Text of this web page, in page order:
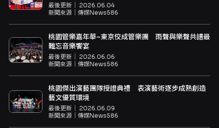
最後更新｜ 2026.06.04
新聞來源｜ 傳媒News586
桃園管樂嘉年華–東京佼成管樂團 雨聲與樂聲共譜最
難忘音樂饗宴
最後更新｜ 2026.06.06
新聞來源｜ 傳媒News586
桃園傑出演藝團隊授證典禮 表演藝術逐步成熟創造
藝文優質環境
最後更新｜ 2026.06.09
新聞來源｜ 傳媒News586